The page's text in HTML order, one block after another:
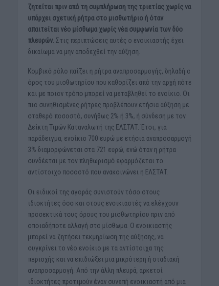
ζητείται πριν από τη συμπλήρωση της τριετίας χωρίς να
υπάρχει σχετική ρήτρα στο μισθωτήριο ή όταν
απαιτείται νέο μίσθωμα χωρίς νέα συμφωνία των δύο
πλευρών. Στις περιπτώσεις αυτές ο ενοικιαστής έχει
δικαίωμα να μην αποδεχθεί την αύξηση.
Κομβικό ρόλο παίζει η ρήτρα αναπροσαρμογής, δηλαδή ο
όρος του μισθωτηρίου που καθορίζει από την αρχή πότε
και με ποιον τρόπο μπορεί να μεταβληθεί το ενοίκιο. Οι
πιο συνηθισμένες ρήτρες προβλέπουν ετήσια αύξηση με
σταθερό ποσοστό, συνήθως 2% ή 3%, ή σύνδεση με τον
Δείκτη Τιμών Καταναλωτή της ΕΛΣΤΑΤ. Έτσι, για
παράδειγμα, ενοίκιο 700 ευρώ με ετήσια αναπροσαρμογή
3% διαμορφώνεται στα 721 ευρώ, ενώ όταν η ρήτρα
συνδέεται με τον πληθωρισμό εφαρμόζεται το
αντίστοιχο ποσοστό που ανακοινώνει η ΕΛΣΤΑΤ.
Οι ειδικοί της αγοράς συνιστούν τόσο στους
ιδιοκτήτες όσο και στους ενοικιαστές να ελέγχουν
προσεκτικά τους όρους του μισθωτηρίου πριν από
οποιαδήποτε αλλαγή στο μίσθωμα. Ο ενοικιαστής
μπορεί να ζητήσει τεκμηρίωση της αύξησης, να
συγκρίνει το νέο ενοίκιο με τα αντίστοιχα της
περιοχής και να επιδιώξει μια μικρότερη ή σταδιακή
αναπροσαρμογή. Από την άλλη πλευρά, αρκετοί
ιδιοκτήτες προτιμούν έναν συνεπή ενοικιαστή από μια